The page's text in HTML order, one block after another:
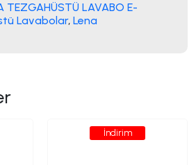
TEZGAHÜSTÜ LAVABO E-
Lavabolar, Lena
İndirim